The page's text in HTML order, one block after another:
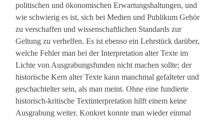
politischen und ökonomischen Erwartungshaltungen, und
wie schwierig es ist, sich bei Medien und Publikum Gehör
zu verschaffen und wissenschaftlichen Standards zur
Geltung zu verhelfen. Es ist ebenso ein Lehrstück darüber,
welche Fehler man bei der Interpretation alter Texte im
Lichte von Ausgrabungsfunden nicht machen sollte; der
historische Kern alter Texte kann manchmal gefalteter und
geschachtelter sein, als man meint. Ohne eine fundierte
historisch-kritische Textinterpretation hilft einem keine
Ausgrabung weiter. Konkret konnte man wieder einmal